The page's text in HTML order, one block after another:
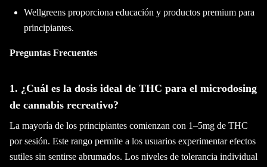
Wellgreens proporciona educación y productos premium para
principiantes.
Preguntas Frecuentes
1. ¿Cuál es la dosis ideal de THC para el microdosing
de cannabis recreativo?
La mayoría de los principiantes comienzan con 1–5mg de THC
por sesión. Este rango permite a los usuarios experimentar efectos
sutiles sin sentirse abrumados. Los niveles de tolerancia individual